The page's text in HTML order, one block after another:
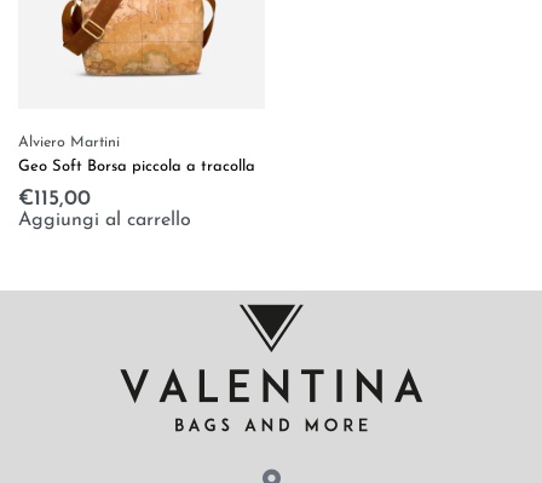
Alviero Martini
Geo Soft Borsa piccola a tracolla
€115,00
Aggiungi al carrello